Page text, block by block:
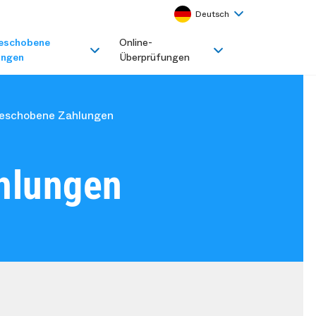
Deutsch
Online-
Überprüfungen
Zahlungen